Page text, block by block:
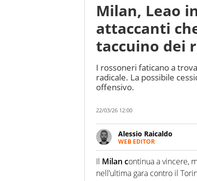
Milan, Leao
attaccanti
taccuino dei
I rossoneri faticano a
radicale. La possibile
offensivo.
22/03/26 12:00
Alessio Raicaldo
WEB EDITOR
Un figlio che si chiama
quale filo conduttore
indaga, approfondisce
Il Milan continua a vincere,
nell’ultima gara contro il